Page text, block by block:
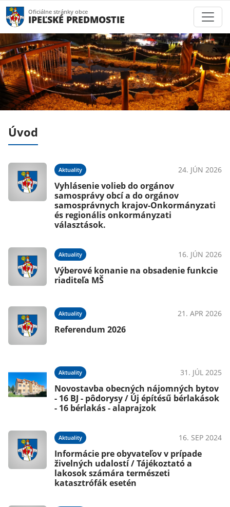
Oficiálne stránky obce
IPEĽSKÉ PREDMOSTIE
Úvod
Aktuality 24. JÚN 2026
Vyhlásenie volieb do orgánov
samosprávy obcí a do orgánov
samosprávnych krajov-Onkormányzati
és regionális onkormányzati
választások.
Aktuality 16. JÚN 2026
Výberové konanie na obsadenie funkcie
riaditeľa MŠ
Aktuality 21. APR 2026
Referendum 2026
Aktuality 31. JÚL 2025
Novostavba obecných nájomných bytov
- 16 BJ - pôdorysy / Új építésű bérlakások
- 16 bérlakás - alaprajzok
Aktuality 16. SEP 2024
Informácie pre obyvateľov v prípade
živelných udalostí / Tájékoztató a
lakosok számára természeti
katasztrófák esetén